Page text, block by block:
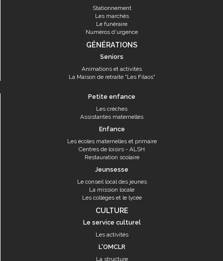
Stationnement
Les marchés
Le funéraire
Numéros d'urgence
GÉNÉRATIONS
Seniors
Animations et activités
La Maison de retraite "Les Filaos"
Petite enfance
Les crèches
Assistantes maternelles
Enfance
Les écoles maternelles et primaire
Centres de loisirs - ALSH
Restauration scolaire
Jeunsesse
Le conseil local des jeunes
La mission locale
Les collèges et le lycée
CULTURE
Le service culturel
Les activités
L'OMCLR
La structure